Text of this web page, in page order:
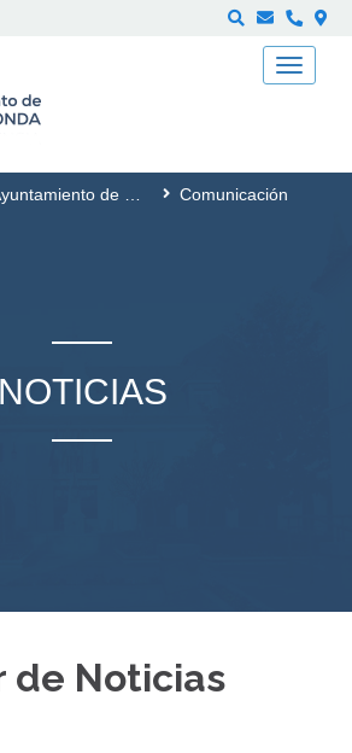
de Majadahonda
Comunicación
NOTICIAS
de Noticias